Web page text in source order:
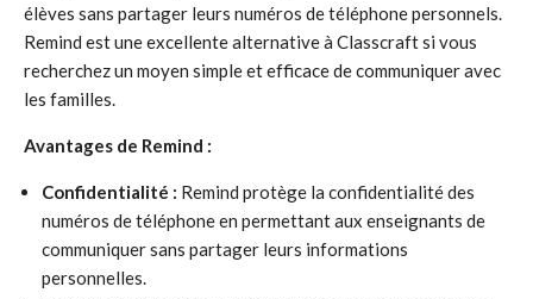
élèves sans partager leurs numéros de téléphone personnels.
Remind est une excellente alternative à Classcraft si vous
recherchez un moyen simple et efficace de communiquer avec
les familles.
Avantages de Remind :
Confidentialité : Remind protège la confidentialité des
numéros de téléphone en permettant aux enseignants de
communiquer sans partager leurs informations
personnelles.